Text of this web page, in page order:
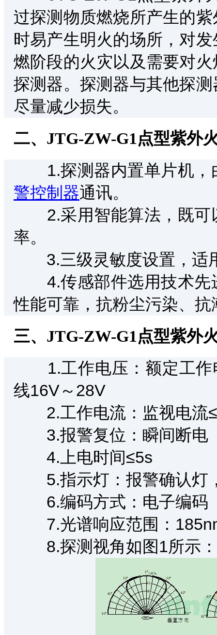
过探测物质燃烧所产生的
时易产生明火的场所，对
燃阶段的火灾以及需要对
探测器。探测器与其他探
尽量减少损失。
二、JTG-ZW-G1点型紫外
1.探测器内置单片机，
警控制器通讯。
2.采用智能算法，既可
率。
3.三级灵敏度设置，适
4.传感部件选用技术先
性能可靠，抗粉尘污染、
三、JTG-ZW-G1点型紫外
1.工作电压：额定工作
线16V～28V
2.工作电流：监视电流
3.报警复位：瞬间断电
4.上电时间≤5s
5.指示灯：报警确认灯
6.编码方式：电子编码
7.光谱响应范围：
8.探测视角如图1所示：